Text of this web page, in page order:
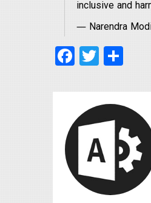
inclusive and
— Narendra
Facebook
Twitter